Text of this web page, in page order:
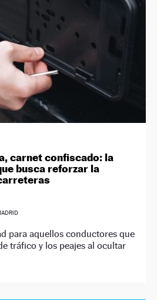
carnet confiscado: la
busca reforzar la
para aquellos conductores que
tráfico y los peajes al ocultar